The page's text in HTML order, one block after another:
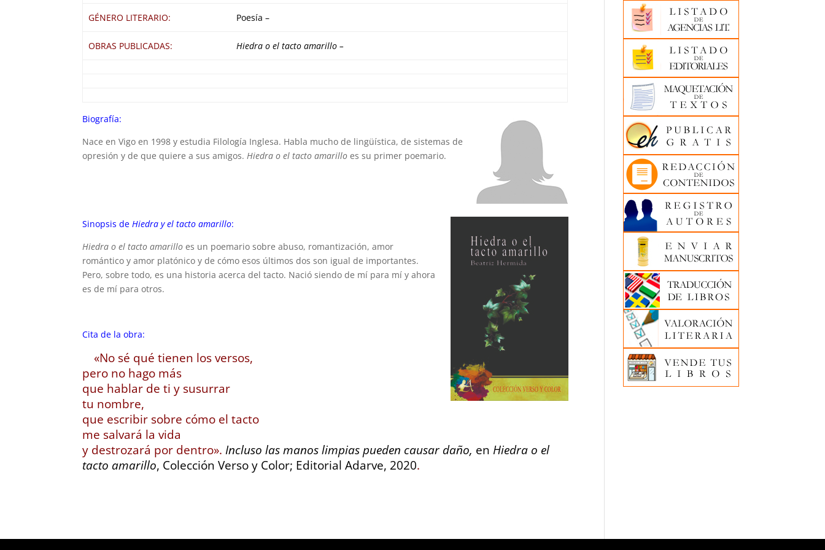
GÉNERO LITERARIO: Poesía –
OBRAS PUBLICADAS: Hiedra o el tacto amarillo–
Biografía:
Nace en Vigo en 1998 y estudia Filología Inglesa. Habla mucho de lingüística, de sistemas de
opresión y de que quiere a sus amigos.Hiedra o el tacto amarillo es su primer poemario.
Sinopsis deHiedra y el tacto amarillo:
Hiedra o el tacto amarillo es un poemario sobre abuso, romantización, amor
romántico y amor platónico y de cómo esos últimos dos son igual de importantes.
Pero, sobre todo, es una historia acerca del tacto. Nació siendo de mí para mí y ahora
es de mí para otros.
Cita de la obra:
«No sé qué tienen los versos,
pero no hago más
que hablar de ti y susurrar
tu nombre,
que escribir sobre cómo el tacto
me salvará la vida
y destrozará por dentro».Incluso las manos limpias pueden causar daño, en Hiedra o el
tacto amarillo, Colección Verso y Color; Editorial Adarve, 2020.